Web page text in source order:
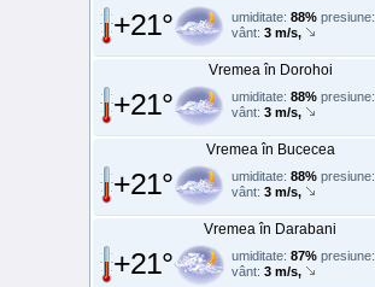
+21° umiditate: 88% presiune:
vânt: 3 m/s,
Vremea în Dorohoi
+21° umiditate: 88% presiune:
vânt: 3 m/s,
Vremea în Bucecea
+21° umiditate: 88% presiune:
vânt: 3 m/s,
Vremea în Darabani
+21° umiditate: 87% presiune:
vânt: 3 m/s,